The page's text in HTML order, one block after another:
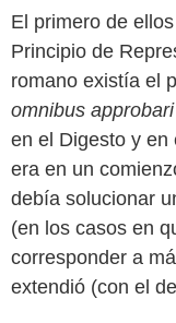
El primero de
Principio de
romano existía el
omnibus
en el Digesto y en
era en un
debía solucionar
(en los casos en
corresponder a
extendió (con el